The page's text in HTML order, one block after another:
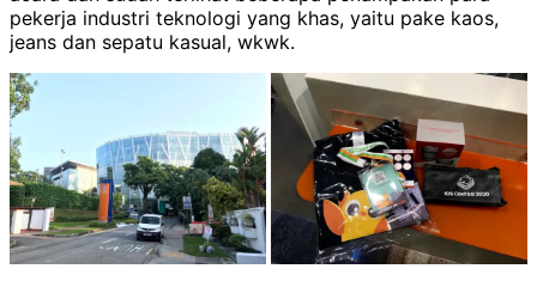
pekerja industri teknologi yang khas, yaitu pake kaos,
jeans dan sepatu kasual, wkwk.